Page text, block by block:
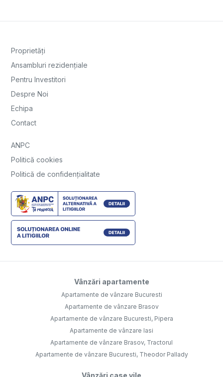
Proprietăți
Ansambluri rezidențiale
Pentru Investitori
Despre Noi
Echipa
Contact
ANPC
Politică cookies
Politică de confidențialitate
Vânzări apartamente
Apartamente de vânzare Bucuresti
Apartamente de vânzare Brasov
Apartamente de vânzare Bucuresti, Pipera
Apartamente de vânzare Iasi
Apartamente de vânzare Brasov, Tractorul
Apartamente de vânzare Bucuresti, Theodor Pallady